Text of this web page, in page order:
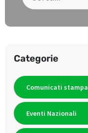
Categorie
Comunicati stampa
Eventi Nazionali